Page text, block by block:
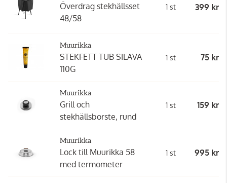
Överdrag stekhällsset
48/58
1 st 399 kr
Muurikka
STEKFETT TUB SILAVA
110G
1 st 75 kr
Muurikka
Grill och
stekhällsborste, rund
1 st 159 kr
Muurikka
Lock till Muurikka 58
med termometer
1 st 995 kr